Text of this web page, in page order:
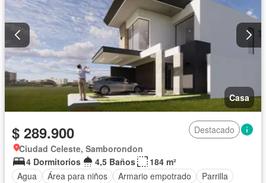
Casa
$ 289.900
Destacado
Ciudad Celeste, Samborondon
4 Dormitorios
4,5 Baños
184 m²
Agua
Área para niños Armario empotrado
Parrilla